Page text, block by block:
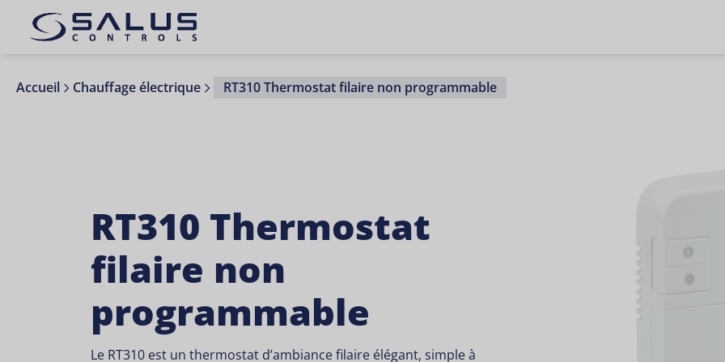
Accueil Chauffage électrique RT310 Thermostat filaire non programmable
RT310 Thermostat
filaire non
programmable
Le RT310 est un thermostat d’ambiance filaire élégant, simple à